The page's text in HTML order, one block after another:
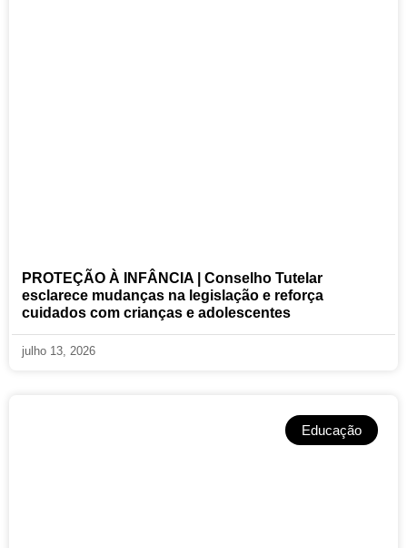
PROTEÇÃO À INFÂNCIA | Conselho Tutelar
esclarece mudanças na legislação e reforça
cuidados com crianças e adolescentes
julho 13, 2026
Educação